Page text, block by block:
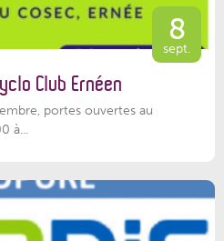
8
sept.
Club Ernéen
portes ouvertes au
à...